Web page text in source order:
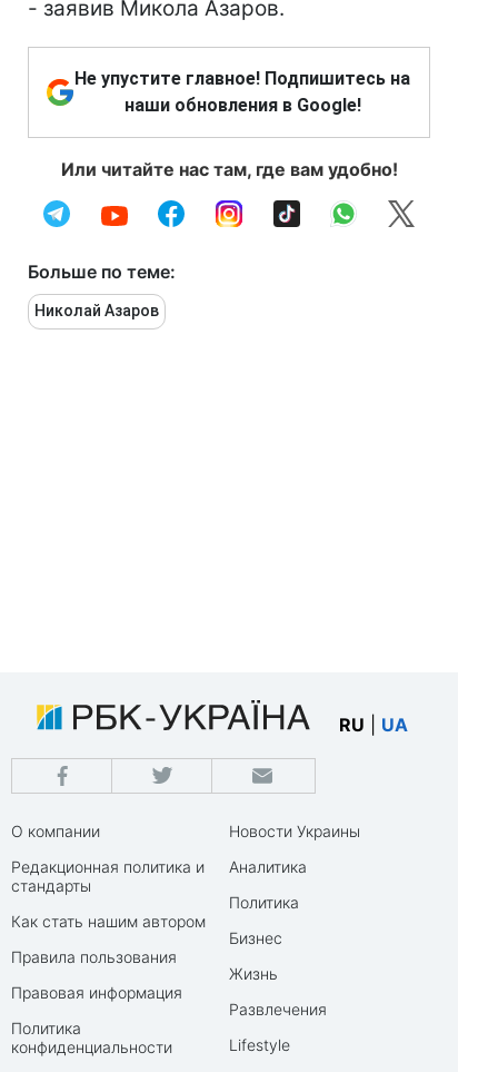
- заявив Микола Азаров.
Не упустите главное! Подпишитесь на
наши обновления в Google!
Или читайте нас там, где вам удобно!
Больше по теме:
Николай Азаров
RU UA
О компании
Редакционная политика и
стандарты
Как стать нашим автором
Правила пользования
Правовая информация
Политика
конфиденциальности
Новости Украины
Аналитика
Политика
Бизнес
Жизнь
Развлечения
Lifestyle